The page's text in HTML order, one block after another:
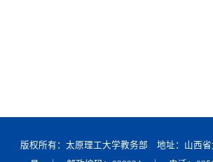
版权所有：太原理工大学教务部 地址：山西省